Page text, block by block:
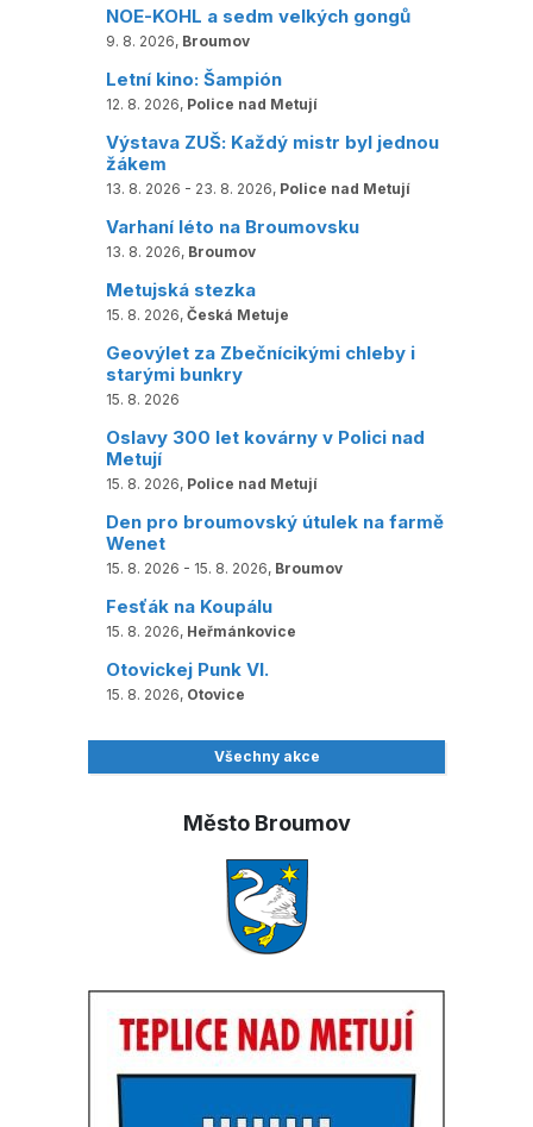
NOE-KOHL a sedm velkých gongů
9. 8. 2026, Broumov
Letní kino: Šampión
12. 8. 2026, Police nad Metují
Výstava ZUŠ: Každý mistr byl jednou
žákem
13. 8. 2026 - 23. 8. 2026, Police nad Metují
Varhaní léto na Broumovsku
13. 8. 2026, Broumov
Metujská stezka
15. 8. 2026, Česká Metuje
Geovýlet za Zbečnícikými chleby i
starými bunkry
15. 8. 2026
Oslavy 300 let kovárny v Polici nad
Metují
15. 8. 2026, Police nad Metují
Den pro broumovský útulek na farmě
Wenet
15. 8. 2026 - 15. 8. 2026, Broumov
Fesťák na Koupálu
15. 8. 2026, Heřmánkovice
Otovickej Punk VI.
15. 8. 2026, Otovice
Všechny akce
Město Broumov